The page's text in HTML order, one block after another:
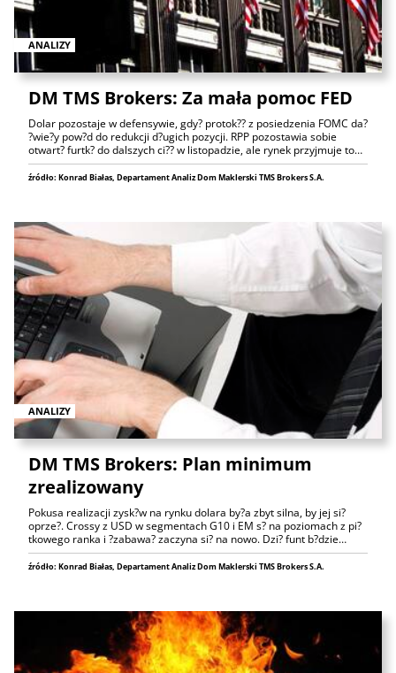
ANALIZY
DM TMS Brokers: Za mała pomoc FED
Dolar pozostaje w defensywie, gdy? protok?? z posiedzenia FOMC da?
?wie?y pow?d do redukcji d?ugich pozycji. RPP pozostawia sobie
otwart? furtk? do dalszych ci?? w listopadzie, ale rynek przyjmuje to…
źródło: Konrad Białas, Departament Analiz Dom Maklerski TMS Brokers S.A.
ANALIZY
DM TMS Brokers: Plan minimum
zrealizowany
Pokusa realizacji zysk?w na rynku dolara by?a zbyt silna, by jej si?
oprze?. Crossy z USD w segmentach G10 i EM s? na poziomach z pi?
tkowego ranka i ?zabawa? zaczyna si? na nowo. Dzi? funt b?dzie…
źródło: Konrad Białas, Departament Analiz Dom Maklerski TMS Brokers S.A.